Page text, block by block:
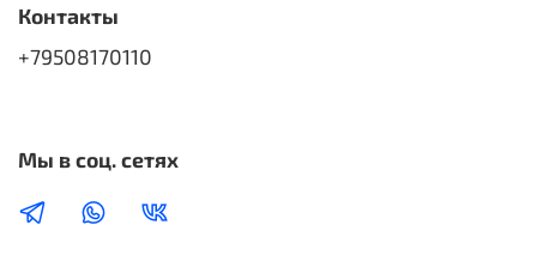
Контакты
+79508170110
Мы в соц. сетях